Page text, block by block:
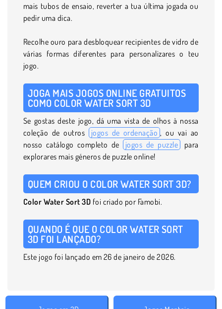
mais tubos de ensaio, reverter a tua última jogada ou
pedir uma dica.
Recolhe ouro para desbloquear recipientes de vidro de
várias formas diferentes para personalizares o teu
jogo.
JOGA MAIS JOGOS ONLINE GRATUITOS
COMO COLOR WATER SORT 3D
Se gostas deste jogo, dá uma vista de olhos à nossa
coleção de outros
jogos de ordenação , ou vai ao
nosso catálogo completo de
jogos de puzzle
para
explorares mais géneros de puzzle online!
QUEM CRIOU O COLOR WATER SORT 3D?
Color Water Sort 3D foi criado por Famobi.
QUANDO É QUE O COLOR WATER SORT
3D FOI LANÇADO?
Este jogo foi lançado em 26 de janeiro de 2026.